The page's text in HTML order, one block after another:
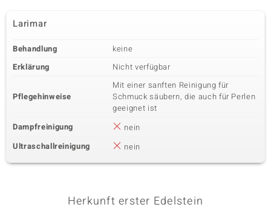
Larimar
Behandlung
keine
Erklärung
Nicht verfügbar
Pflegehinweise
Mit einer sanften Reinigung für
Schmuck säubern, die auch für Perlen
geeignet ist
Dampfreinigung
nein
Ultraschallreinigung
nein
Herkunft erster Edelstein